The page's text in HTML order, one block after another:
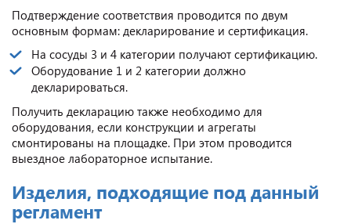
Подтверждение соответствия проводится по двум
основным формам: декларирование и сертификация.
На сосуды 3 и 4 категории получают сертификацию.
Оборудование 1 и 2 категории должно
декларироваться.
Получить декларацию также необходимо для
оборудования, если конструкции и агрегаты
смонтированы на площадке. При этом проводится
выездное лабораторное испытание.
Изделия, подходящие под данный
регламент